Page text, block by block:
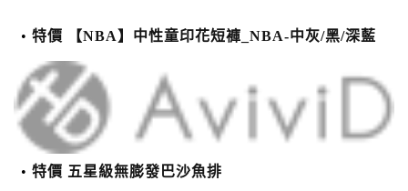
特價 【NBA】中性童印花短褲_NBA-中灰/黑/深藍
特價 五星級無膨發巴沙魚排